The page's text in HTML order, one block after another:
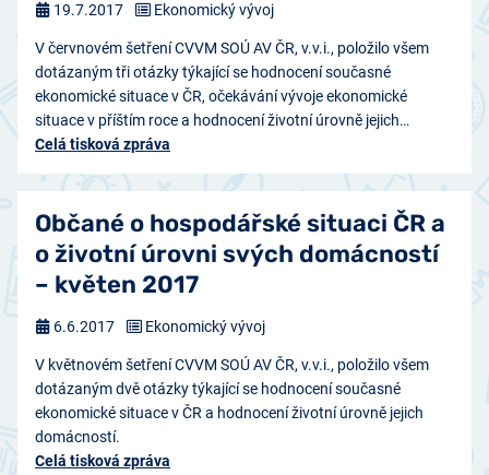
V červnovém šetření CVVM SOÚ AV ČR, v.v.i., položilo všem
dotázaným tři otázky týkající se hodnocení současné
ekonomické situace v ČR, očekávání vývoje ekonomické
situace v příštím roce a hodnocení životní úrovně jejich…
Celá tisková zpráva
19.7.2017 Ekonomický vývoj
Občané o hospodářské situaci ČR a
o životní úrovni svých domácností
– květen 2017
V květnovém šetření CVVM SOÚ AV ČR, v.v.i., položilo všem
dotázaným dvě otázky týkající se hodnocení současné
ekonomické situace v ČR a hodnocení životní úrovně jejich
domácností.
Celá tisková zpráva
6.6.2017 Ekonomický vývoj